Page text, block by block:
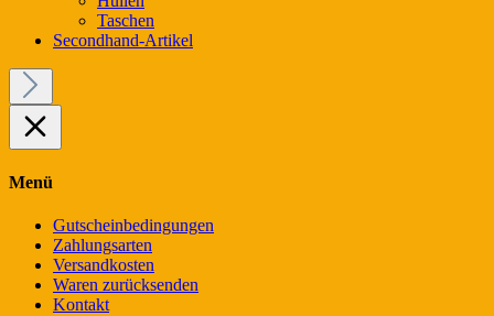
Taschen
Secondhand-Artikel
Menü
Gutscheinbedingungen
Zahlungsarten
Versandkosten
Waren zurücksenden
Kontakt